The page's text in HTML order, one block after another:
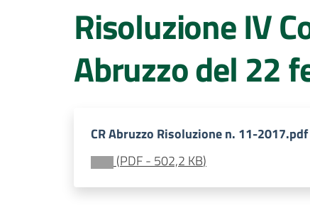
Risoluzione IV
Abruzzo del 22
CR Abruzzo Risoluzione n. 11-2017.pdf
(PDF- 502,2 KB)